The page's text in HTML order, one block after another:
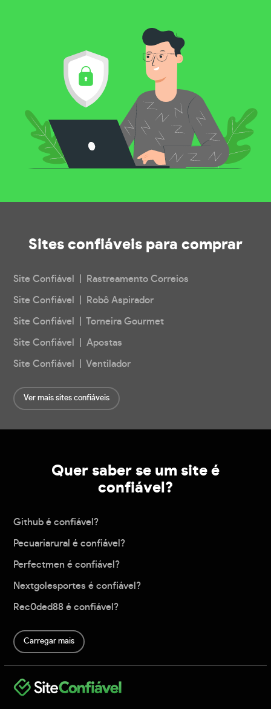
Sites confiáveis para comprar
Site Confiável | Rastreamento Correios
Site Confiável | Robô Aspirador
Site Confiável | Torneira Gourmet
Site Confiável | Apostas
Site Confiável | Ventilador
Ver mais sites confiáveis
Quer saber se um site é
confiável?
Github é confiável?
Pecuariarural é confiável?
Perfectmen é confiável?
Nextgolesportes é confiável?
Rec0ded88 é confiável?
Carregar mais